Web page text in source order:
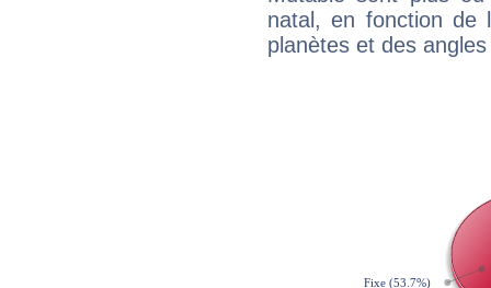
natal, en fonction de
planètes et des